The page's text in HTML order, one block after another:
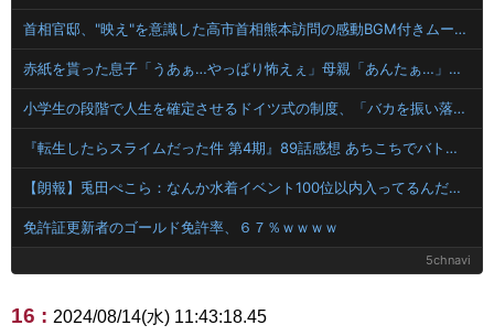
首相官邸、"映え"を意識した高市首相熊本訪問の感動BGM付きムービーを投稿「全部が全部ありがたかったです」
赤紙を貰った息子「うあぁ…やっぱり怖えぇ」母親「あんたぁ…」←こういう時代があったという事実
小学生の段階で人生を確定させるドイツ式の制度、「バカを振い落せるから合理的だ」と自惚れていた結果……
『転生したらスライムだった件 第4期』89話感想 あちこちでバトルと思惑が重なり合ってる
【朗報】兎田ぺこら：なんか水着イベント100位以内入ってるんだが？ぺこ！昨日爆死した後･･･
免許証更新者のゴールド免許率、６７％ｗｗｗｗ
5chnavi
16 : 2024/08/14(水) 11:43:18.45